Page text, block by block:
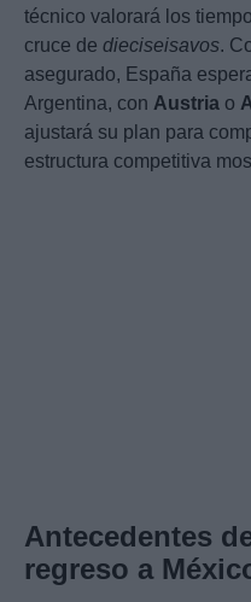
técnico valorará los
cruce de dieciseisavos.
asegurado, España
Argentina, con Austria o
ajustará su plan para
estructura competitiva
Antecedentes
regreso a